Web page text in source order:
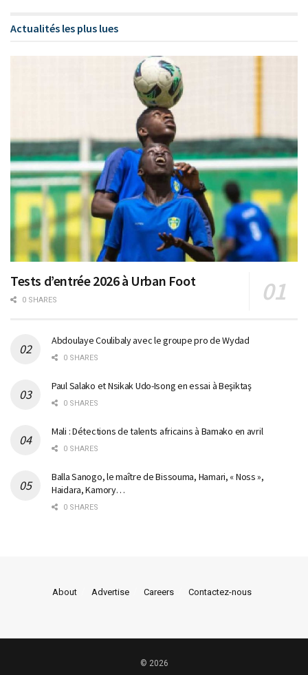
Actualités les plus lues
Tests d’entrée 2026 à Urban Foot
0 SHARES
Abdoulaye Coulibaly avec le groupe pro de Wydad
0 SHARES
Paul Salako et Nsikak Udo-Isong en essai à Beşiktaş
0 SHARES
Mali : Détections de talents africains à Bamako en avril
0 SHARES
Balla Sanogo, le maître de Bissouma, Hamari, « Noss »,
Haidara, Kamory…
0 SHARES
About Advertise Careers Contactez-nous
© 2026